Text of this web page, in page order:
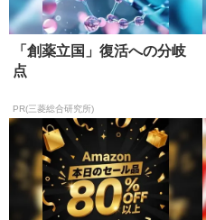
「創薬立国」復活への分岐
点
PR(三菱総合研究所)